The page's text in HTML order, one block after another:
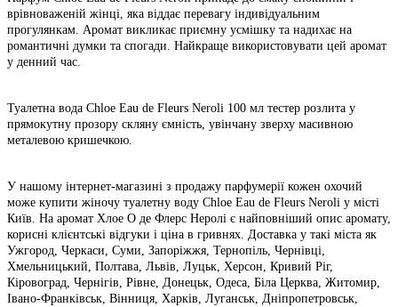
врівноваженій жінці, яка віддає перевагу індивідуальним
прогулянкам. Аромат викликає приємну усмішку та надихає на
романтичні думки та спогади. Найкраще використовувати цей аромат
у денний час.
Туалетна вода Chloe Eau de Fleurs Neroli 100 мл тестер розлита у
прямокутну прозору скляну ємність, увінчану зверху масивною
металевою кришечкою.
У нашому інтернет-магазині з продажу парфумерії кожен охочий
може купити жіночу туалетну воду Chloe Eau de Fleurs Neroli у місті
Київ. На аромат Хлое О де Флерс Неролі є найповніший опис аромату,
корисні клієнтські відгуки і ціна в гривнях. Доставка у такі міста як
Ужгород, Черкаси, Суми, Запоріжжя, Тернопіль, Чернівці,
Хмельницький, Полтава, Львів, Луцьк, Херсон, Кривий Ріг,
Кіровоград, Чернігів, Рівне, Донецьк, Одеса, Біла Церква, Житомир,
Івано-Франківськ, Вінниця, Харків, Луганськ, Дніпропетровськ,